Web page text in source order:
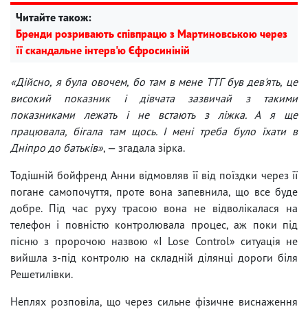
Читайте також:
Бренди розривають співпрацю з Мартиновською через
її скандальне інтерв'ю Єфросиніній
«Дійсно, я була овочем, бо там в мене ТТГ був дев'ять, це
високий показник і дівчата зазвичай з такими
показниками лежать і не встають з ліжка. А я ще
працювала, бігала там щось. І мені треба було їхати в
Дніпро до батьків», — згадала зірка.
Тодішній бойфренд Анни відмовляв її від поїздки через її
погане самопочуття, проте вона запевнила, що все буде
добре. Під час руху трасою вона не відволікалася на
телефон і повністю контролювала процес, аж поки під
пісню з пророчою назвою «I Lose Control» ситуація не
вийшла з-під контролю на складній ділянці дороги біля
Решетилівки.
Неплях розповіла, що через сильне фізичне виснаження